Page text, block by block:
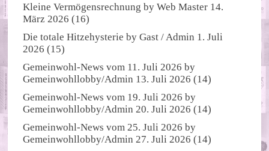
Kleine Vermögensrechnung byWeb Master 14.
März 2026 (16)
Die totale Hitzehysterie byGast / Admin 1. Juli
2026 (15)
Gemeinwohl-News vom 11. Juli 2026 by
Gemeinwohllobby/Admin 13. Juli 2026 (14)
Gemeinwohl-News vom 19. Juli 2026 by
Gemeinwohllobby/Admin 20. Juli 2026 (14)
Gemeinwohl-News vom 25. Juli 2026 by
Gemeinwohllobby/Admin 27. Juli 2026 (14)